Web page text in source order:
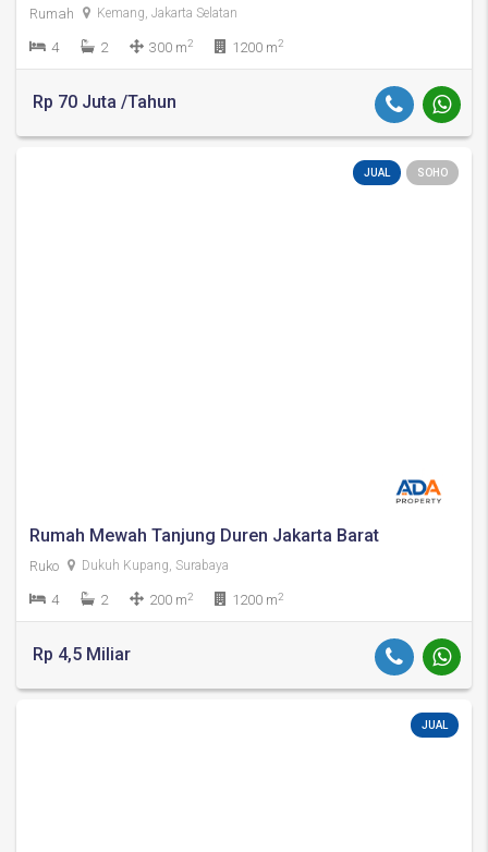
Rumah Kemang, Jakarta Selatan
4 2 300 m2 1200 m2
Rp 70 Juta /Tahun
JUAL SOHO
Rumah Mewah Tanjung Duren Jakarta Barat
Ruko Dukuh Kupang, Surabaya
4 2 200 m2 1200 m2
Rp 4,5 Miliar
JUAL